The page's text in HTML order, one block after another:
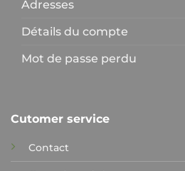
Adresses
Détails du compte
Mot de passe perdu
Cutomer service
Contact